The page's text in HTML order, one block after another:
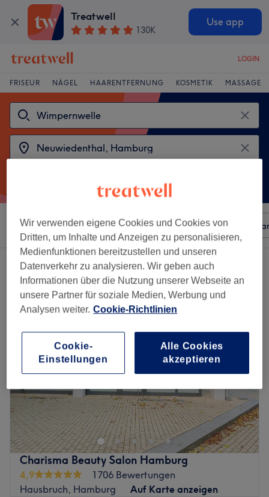
Treatwell
130K
Use app
LOGIN
FRISEUR NÄGEL HAARENTFERNUNG KOSMETIK MASSAGE
Sortieren nach Beliebiger Preis Besonderheiten
2 Salons die anbieten:
wimpernwelle in der Nähe von Neuwiedenthal, Hamburg
Charisma Beauty Salon Hamburg
4,9
1706 Bewertungen
Hausbruch, Hamburg
Auf Karte anzeigen
Wir verwenden eigene Cookies und Cookies von
Dritten, um Inhalte und Anzeigen zu personalisieren,
Medienfunktionen bereitzustellen und unseren
Datenverkehr zu analysieren. Wir geben auch
Informationen über die Nutzung unserer Webseite an
unsere Partner für soziale Medien, Werbung und
Analysen weiter. Cookie-Richtlinien
Cookie-
Einstellungen
Alle Cookies
akzeptieren